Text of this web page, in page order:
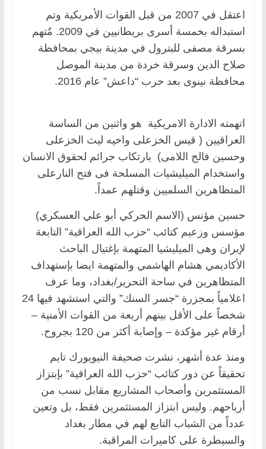
اعتقل في 2007 من قبل القوات الأمريكية وتم
استبداله بخمسة أسرى بريطانيين في 2009. مٌتهم
بسرقة مصفى للبترول في مدينة بيجي بمحافظة
صلاح الدين وسرقة خردة من مدينة الموصل
محافظة نينوى بعد حرب “داعش” عام 2016.
اتهمته الادارة الامريكية هو واثنين من الساسة
العراقيين ( قيس الخزعلى واخيه ليث الخزعلى
وحسين فالح اللامى) بارتكاب جرائم لحقوق الانسان
واستخدام الميليشيات المسلحة فى فتح النارعلى
المتظاهرين السلميين وقتلهم عمداً.
حسين مؤنس (الاسم الحركي أبو علي العسكري)
مؤسس وزعيم كتائب “حزب الله العراقية” التابعة
لإيران وهى الميليشيا المتهمة بإغتيال الباحث
الأكاديمي هشام الهاشمي والمتهمة ايضا بإستهداف
المتظاهرين في ساحة التحرير/بغداد، وما عرف
اعلامياً بمجزرة “جسر السنك” والتي استشهد فيها 24
شخصاً على الأقل بينهم أربعة من القوات الأمنية –
أرقام غير مؤكدة – وإصابة أكثر من 120 بجروح.
ومنذ عدة أشهر، نشرت صحيفة النيويورك تايم
تحقيقاً عن دور كتائب “حزب الله العراقية” بإبتزاز
المستثمرين وأصحاب المشاريع مقابل نسب من
أرباحهم. وليس ابتزاز المستثمرين فقط، بل وتعين
عدداً من الشباب التابع لهم في مطار بغداد
والسيطرة على كاميرات المراقبة.